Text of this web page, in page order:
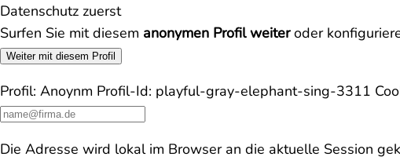
Datenschutz zuerst
Surfen Sie mit diesem anonymen Profil weiteroder
Weiter mit diesem Profil
Profil: Anoynm Profil-Id: playful-gray-elephant-sing-3311
Die Adresse wird lokal im Browser an die aktuelle Session